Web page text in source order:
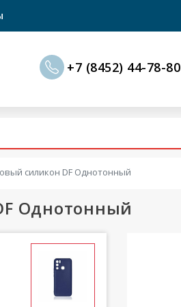
+7 (8452) 44-78-80
силикон DF Однотонный
Однотонный